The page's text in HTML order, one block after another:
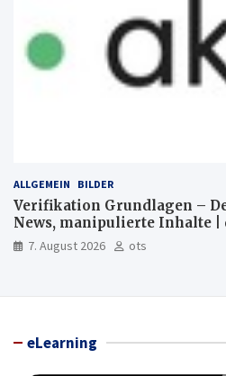
ALLGEMEIN BILDER
Verifikation Grundlagen –
News, manipulierte Inhalte |
7. August 2026 ots
eLearning